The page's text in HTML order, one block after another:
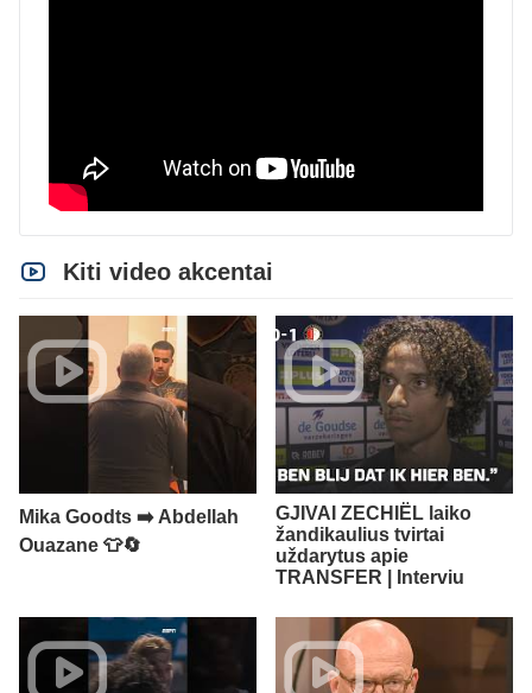
Kiti video akcentai
Mika Goodts ➡️ Abdellah
Ouazane 👕🔄
GJIVAI ZECHIËL laiko
žandikaulius tvirtai
uždarytus apie
TRANSFER | Interviu